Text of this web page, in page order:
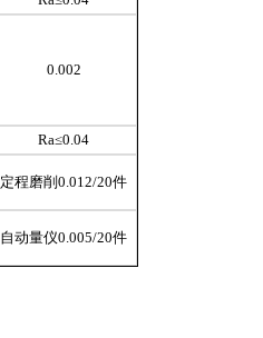
0.002
Ra≤0.04
定程磨削0.012/20件
自动量仪0.005/20件